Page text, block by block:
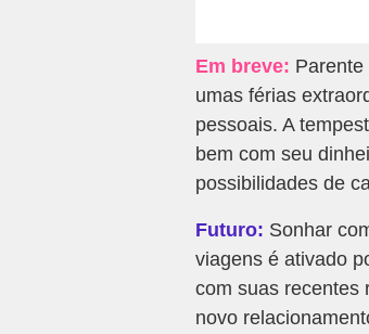
Em breve:
umas férias
pessoais. A
bem com seu
possibilidades de
Futuro: Sonhar
viagens é ativado
com suas recentes
novo